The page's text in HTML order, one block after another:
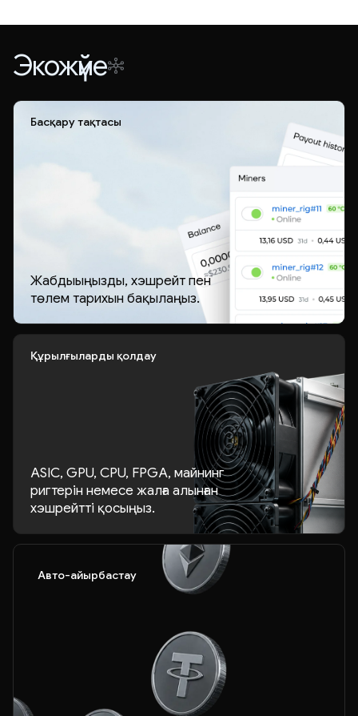
Экожүйе
Басқару тақтасы
Жабдығыңызды, хэшрейт пен
төлем тарихын бақылаңыз.
Құрылғыларды қолдау
ASIC, GPU, CPU, FPGA, майнинг
ригтерін немесе жалға алынған
хэшрейтті қосыңыз.
Авто-айырбастау